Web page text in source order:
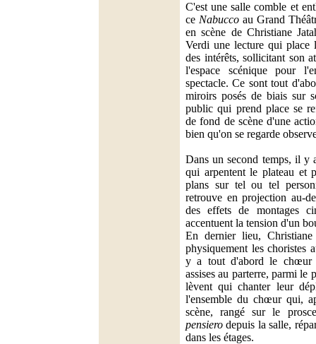
C'est une salle comble et
ce Nabuccoau Grand
en scène de Christiane
Verdi une lecture qui place
des intérêts, sollicitant son
l'espace scénique pour
spectacle. Ce sont tout
miroirs posés de biais sur
public qui prend place se
de fond de scène d'une
bien qu'on se regarde
Dans un second temps, il y
qui arpentent le plateau et
plans sur tel ou tel
retrouve en projection au-
des effets de montages
accentuent la tension d'un
En dernier lieu,
physiquement les choristes
y a tout d'abord le chœur
assises au parterre, parmi le
lèvent qui chanter leur
l'ensemble du chœur qui,
scène, rangé sur le
pensiero depuis la salle,
dans les étages.